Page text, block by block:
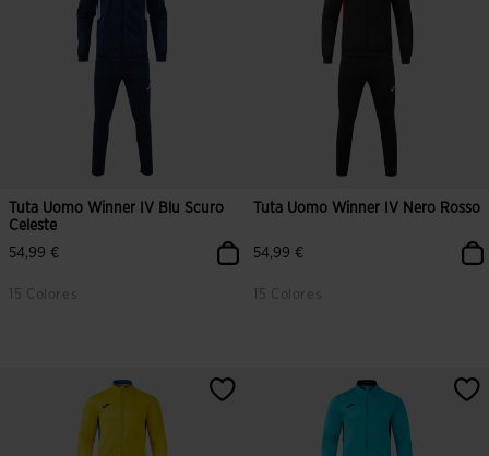
Tuta Uomo Winner IV Blu Scuro
Celeste
54,99 €
15 Colores
5 su 5 valutazione dei clienti
Tuta Uomo Winner IV Nero Rosso
54,99 €
15 Colores
3,3 su 5 valutazione dei clienti